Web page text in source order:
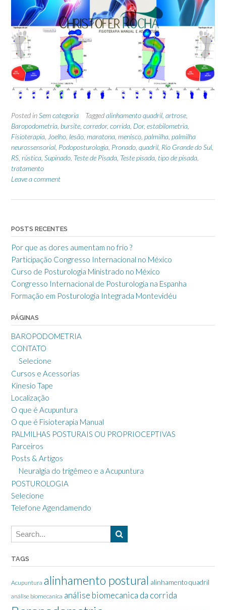
Posted inSem categoria Taggedalinhamento quadril artrose
Baropodometria bursite corredor, corrida Dor, estabilometria
Fisioterapia Joelho lesão maratona menisco palmilha palmilha
neurossensorial Podoposturologia Pronado quadril Rio Grande do Sul
RS rústica Supinado Teste de Pisada Teste pisada tipo de pisada
tratamento
Leave a comment
POSTS RECENTES
Por que as dores aumentam no frio ?
Participação Congresso Internacional no México
Curso de Posturologia Ministrado no México
Congresso Internacional de Posturologia na Espanha
Formação em Posturologia Integrada Montevidéu
PÁGINAS
BAROPODOMETRIA
CONTATO
Selecione
Cursos e Acessorias
Kinesio Tape
Localização
O que é Acupuntura
O que é Fisioterapia Manual
PALMILHAS POSTURAIS OU PROPRIOCEPTIVAS
Parceiros
Posts & Artigos
Neuralgia do trigêmeo e a Acupuntura
POSTUROLOGIA
Selecione
Telefone Agendamendo
TAGS
Acupuntura alinhamento postural alinhamento quadril
análise biomecanica análise biomecanica da corrida